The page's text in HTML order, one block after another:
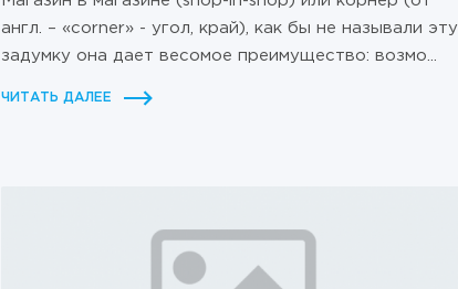
англ. – «corner» - угол, край), как бы не называли эту
задумку она дает весомое преимущество: возмо...
ЧИТАТЬ ДАЛЕЕ